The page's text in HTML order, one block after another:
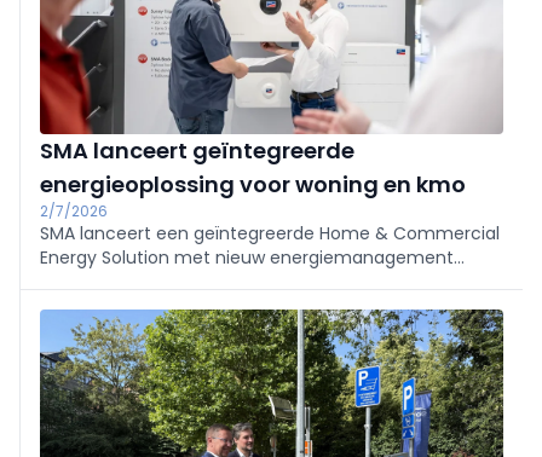
SMA lanceert geïntegreerde
energieoplossing voor woning en kmo
2/7/2026
SMA lanceert een geïntegreerde Home & Commercial
Energy Solution met nieuw energiemanagement
30 kW, modulaire opslag (12,3–49,2 kWh) en back-up.
Uitrol H2 2026; energiemanagement al beschikbaar in
BE en NL.